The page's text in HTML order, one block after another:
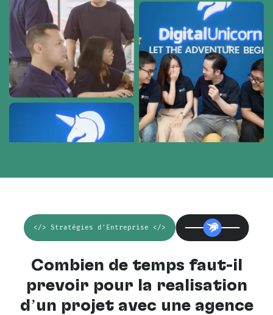
</> Stratégies d'Entreprise </>
Combien de temps faut-il
prévoir pour la réalisation
d’un projet avec une agence